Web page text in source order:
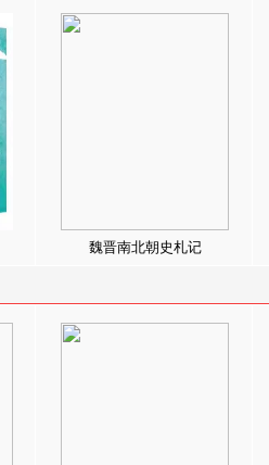
魏晋南北朝史札记